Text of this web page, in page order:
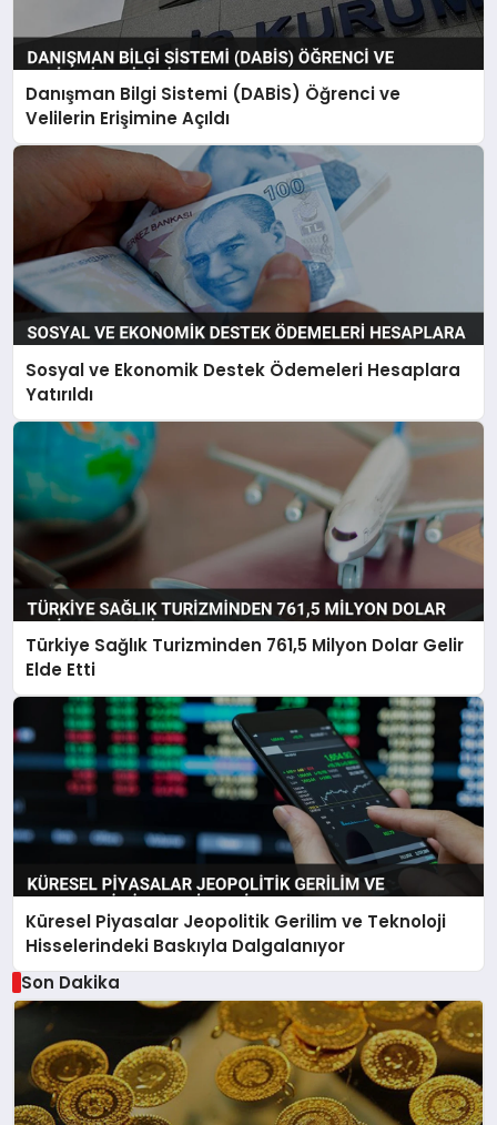
Danışman Bilgi Sistemi (DABİS) Öğrenci ve
Velilerin Erişimine Açıldı
Sosyal ve Ekonomik Destek Ödemeleri Hesaplara
Yatırıldı
Türkiye Sağlık Turizminden 761,5 Milyon Dolar Gelir
Elde Etti
Küresel Piyasalar Jeopolitik Gerilim ve Teknoloji
Hisselerindeki Baskıyla Dalgalanıyor
Son Dakika